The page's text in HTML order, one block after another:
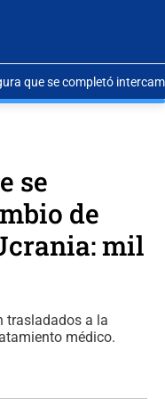
que se completó
se
de
mil
trasladados a la
médico.